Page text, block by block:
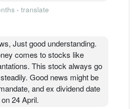
· translate
Just good understanding.
comes to stocks like
This stock always go
Good news might be
and ex dividend date
24 April.